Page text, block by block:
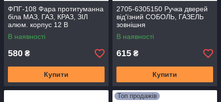
ФПГ-108 Фара протитуманна
біла МАЗ, ГАЗ, КРАЗ, ЗІЛ
алюм. корпус 12 В
(162х200х88) (пр-во Україна)
ФПГ-150
В наявності
580 ₴
Купити
2705-6305150 Ручка дверей
від'їзний CОБОЛЬ, ГАЗЕЛЬ
зовнішня
В наявності
615 ₴
Купити
Топ продажів